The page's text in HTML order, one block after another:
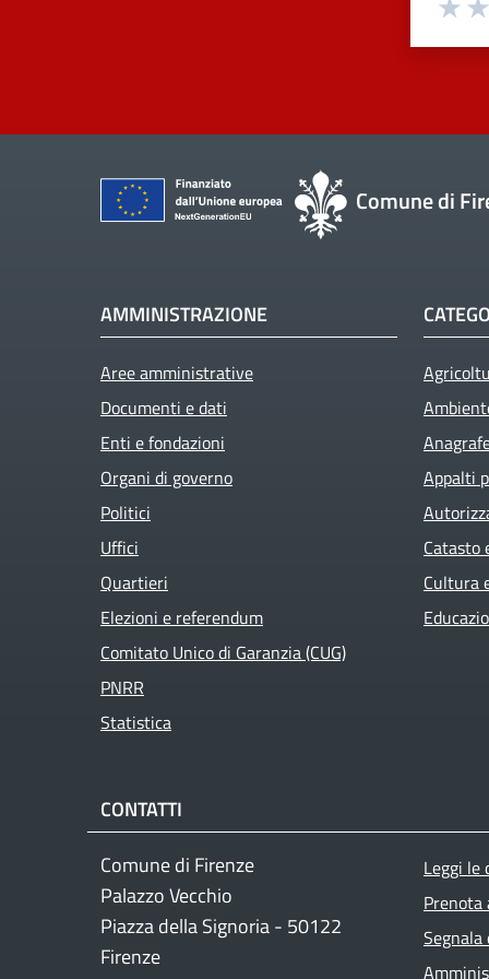
Comune di
AMMINISTRAZIONE
Aree amministrative
Documenti e dati
Enti e fondazioni
Organi di governo
Politici
Uffici
Quartieri
Elezioni e referendum
Comitato Unico di Garanzia (CUG)
PNRR
Statistica
Appalti
Catasto
Cultura
CONTATTI
Comune di Firenze
Palazzo Vecchio
Piazza della Signoria - 50122
Firenze
Leggi le